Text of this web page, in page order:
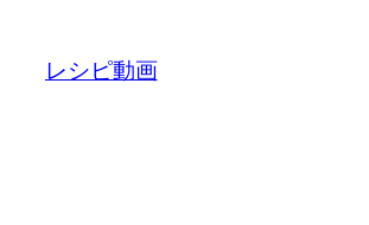
レシピ動画